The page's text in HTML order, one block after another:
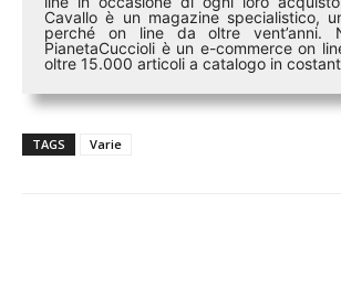
Cavallo è un magazine specialistico,
perché on line da oltre vent’anni.
PianetaCuccioli è un e-commerce on
oltre 15.000 articoli a catalogo in
TAGS Varie